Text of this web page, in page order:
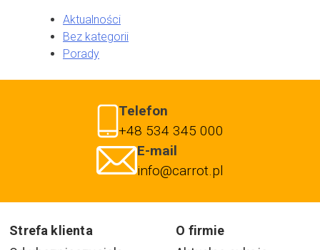
Aktualności
Bez kategorii
Porady
Telefon
+48 534 345 000
E-mail
info@carrot.pl
Strefa klienta
O firmie